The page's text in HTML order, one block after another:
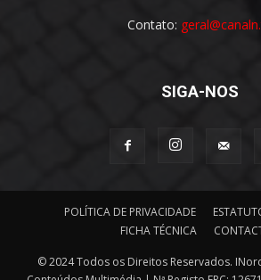
Contato:
SIGA-NOS
POLÍTICA DE PRIVACIDADE
FICHA TÉCNICA
© 2024 Todos os Direitos Reservados.